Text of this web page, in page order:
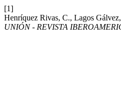
[1]
Henríquez Rivas, C., Lagos
UNIÓN - REVISTA